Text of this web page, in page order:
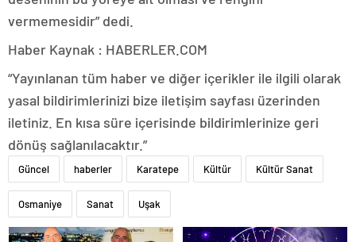
vermemesidir” dedi.
Haber Kaynak : HABERLER.COM
“Yayınlanan tüm haber ve diğer içerikler ile ilgili olarak
yasal bildirimlerinizi bize iletişim sayfası üzerinden
iletiniz. En kısa süre içerisinde bildirimlerinize geri
dönüş sağlanılacaktır.”
Güncel haberler Karatepe Kültür Kültür Sanat
Osmaniye Sanat Uşak